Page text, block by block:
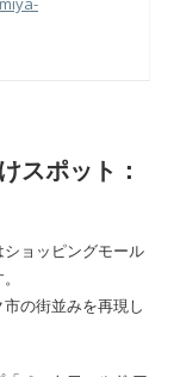
スポット：
ョッピングモール
の街並みを再現し